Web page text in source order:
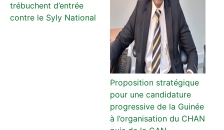
trébuchent d’entrée
contre le Syly National
Proposition stratégique
pour une candidature
progressive de la Guinée
à l’organisation du CHAN